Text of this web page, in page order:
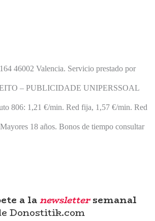
46002 Valencia. Servicio prestado por
– PUBLICIDADE UNIPERSSOAL
806: 1,21 €/min. Red fija, 1,57 €/min. Red
18 años. Bonos de tiempo consultar
a lanewslettersemanal
Donostitik.com